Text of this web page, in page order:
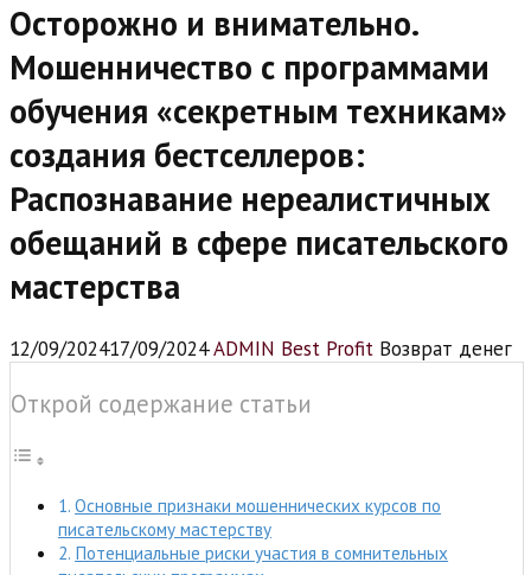
Осторожно и внимательно.
Мошенничество с программами
обучения «секретным техникам»
создания бестселлеров:
Распознавание нереалистичных
обещаний в сфере писательского
мастерства
12/09/202417/09/2024ADMIN Best Profit Возврат денег
Открой содержание статьи
Основные признаки мошеннических курсов по
писательскому мастерству
Потенциальные риски участия в сомнительных